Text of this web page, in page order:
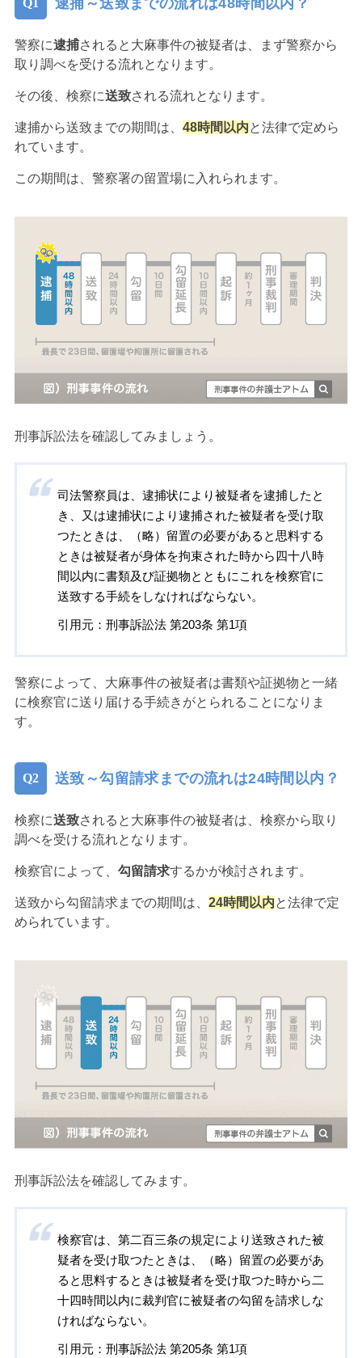
警察に逮捕されると大麻事件の被疑者は、まず警察から
取り調べを受ける流れとなります。
その後、検察に送致される流れとなります。
逮捕から送致までの期間は、 48時間以内と法律で定めら
れています。
この期間は、警察署の留置場に入れられます。
刑事訴訟法を確認してみましょう。
司法警察員は、逮捕状により被疑者を逮捕したと
き、又は逮捕状により逮捕された被疑者を受け取
つたときは、（略）留置の必要があると思料する
ときは被疑者が身体を拘束された時から四十八時
間以内に書類及び証拠物とともにこれを検察官に
送致する手続をしなければならない。
引用元：刑事訴訟法 第203条 第1項
警察によって、大麻事件の被疑者は書類や証拠物と一緒
に検察官に送り届ける手続きがとられることになりま
す。
送致～勾留請求までの流れは24時間以内？
検察に送致されると大麻事件の被疑者は、検察から取り
調べを受ける流れとなります。
検察官によって、 勾留請求するかが検討されます。
送致から勾留請求までの期間は、 24時間以内と法律で定
められています。
刑事訴訟法を確認してみます。
検察官は、第二百三条の規定により送致された被
疑者を受け取つたときは、（略）留置の必要があ
ると思料するときは被疑者を受け取つた時から二
十四時間以内に裁判官に被疑者の勾留を請求しな
ければならない。
引用元：刑事訴訟法 第205条 第1項